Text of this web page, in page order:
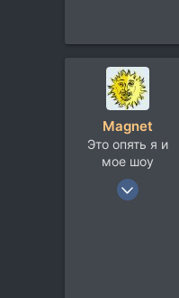
mitinglas.livejournal.com
Magnet
Это опять я и
мое шоу
3 Июн 2007